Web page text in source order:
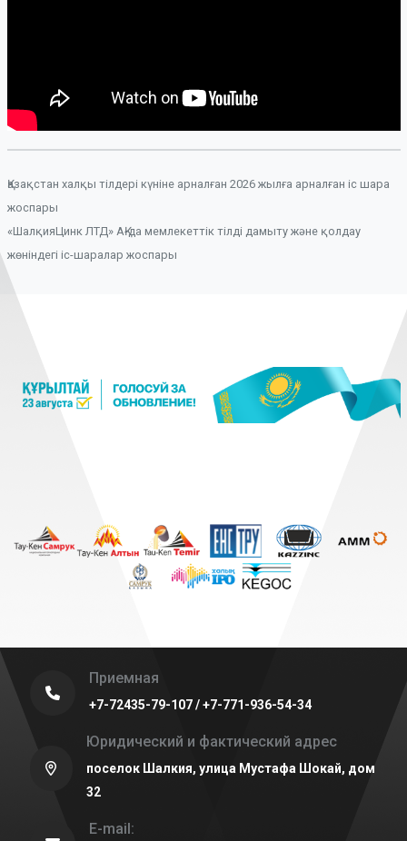
Қазақстан халқы тілдері күніне арналған 2026 жылға арналған іс шара
жоспары
«ШалқияЦинк ЛТД» АҚ-да мемлекеттік тілді дамыту және қолдау
жөніндегі іс-шаралар жоспары
Приемная
+7-72435-79-107 / +7-771-936-54-34
Юридический и фактический адрес
поселок Шалкия, улица Мустафа Шокай, дом
32
E-mail: